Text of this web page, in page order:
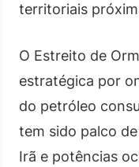
territoriais
O Estreito de
estratégica por
do petróleo
tem sido palco
Irã e potências